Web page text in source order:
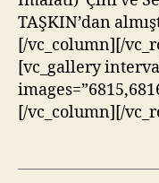
TAŞKIN’dan
[/vc_column][/
[vc_gallery
[/vc_column][/